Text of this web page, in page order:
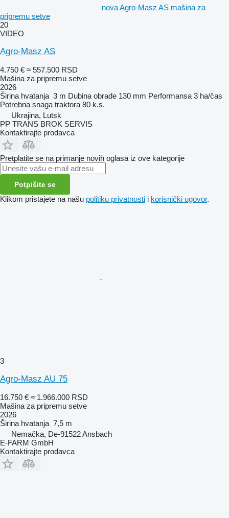
nova Agro-Masz AS mašina za
pripremu setve
20
VIDEO
Agro-Masz AS
4.750 € ≈ 557.500 RSD
Mašina za pripremu setve
2026
Širina hvatanja 3 m Dubina obrade 130 mm Performansa 3 ha/čas
Potrebna snaga traktora 80 k.s.
Ukrajina, Lutsk
PP TRANS BROK SERVIS
Kontaktirajte prodavca
Pretplatite se na primanje novih oglasa iz ove kategorije
Potpišite se
Klikom pristajete na našu politiku privatnosti i korisnički ugovor.
3
Agro-Masz AU 75
16.750 € ≈ 1.966.000 RSD
Mašina za pripremu setve
2026
Širina hvatanja 7,5 m
Nemačka, De-91522 Ansbach
E-FARM GmbH
Kontaktirajte prodavca